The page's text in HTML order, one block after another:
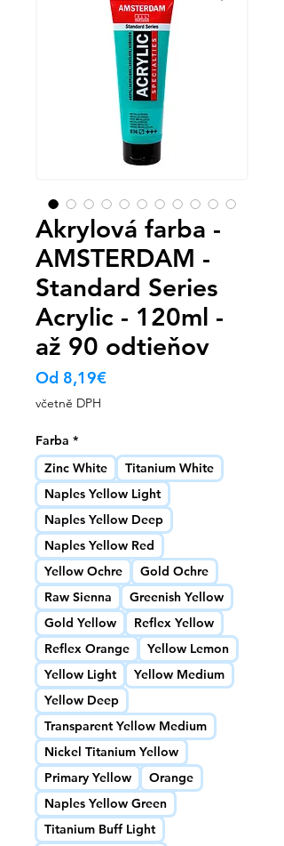
Akrylová farba -
AMSTERDAM -
Standard Series
Acrylic - 120ml -
až 90 odtieňov
Od 8,19€Zvýhodněná
včetně DPH
Farba *
Zinc White
Titanium White
Naples Yellow Light
Naples Yellow Deep
Naples Yellow Red
Yellow Ochre
Gold Ochre
Raw Sienna
Greenish Yellow
Gold Yellow
Reflex Yellow
Reflex Orange
Yellow Lemon
Yellow Light
Yellow Medium
Yellow Deep
Transparent Yellow Medium
Nickel Titanium Yellow
Primary Yellow
Orange
Naples Yellow Green
Titanium Buff Light